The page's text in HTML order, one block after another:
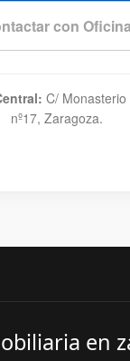
con Oficina
C/
nº17, Zaragoza.
en